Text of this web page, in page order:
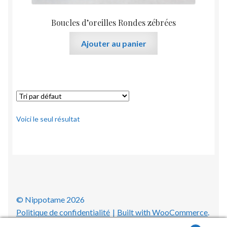
Boucles d’oreilles Rondes zébrées
Ajouter au panier
Voici le seul résultat
© Nippotame 2026
Politique de confidentialité
Built with WooCommerce.